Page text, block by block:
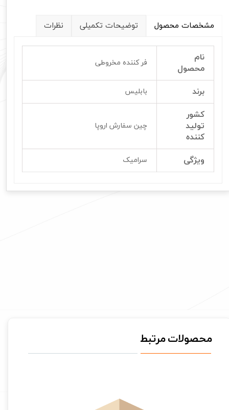
مشخصات محصول توضیحات تکمیلی نظرات
نام
محصول
فر کننده مخروطی
برند بابلیس
کشور
تولید
کننده
چین سفارش اروپا
ویژگی سرامیک
محصولات مرتبط